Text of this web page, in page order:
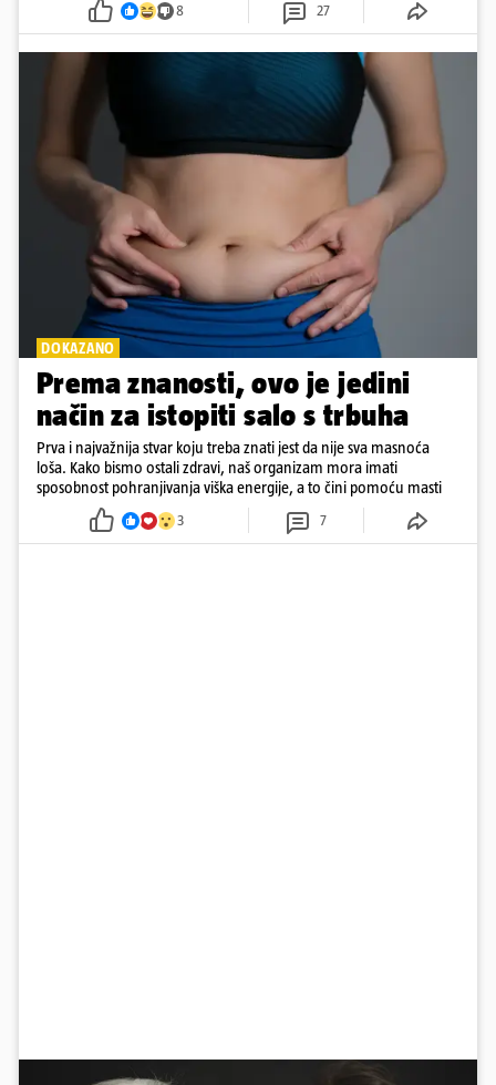
8 27
DOKAZANO
Prema znanosti, ovo je jedini
način za istopiti salo s trbuha
Prva i najvažnija stvar koju treba znati jest da nije sva masnoća
loša. Kako bismo ostali zdravi, naš organizam mora imati
sposobnost pohranjivanja viška energije, a to čini pomoću masti
3 7